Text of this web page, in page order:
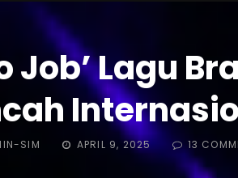
Job’ Lagu
SIM
POSTED
APRIL 9, 2025 13